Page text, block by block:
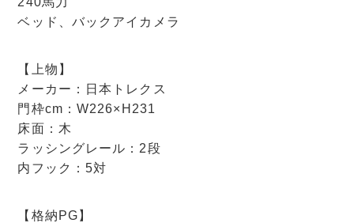
ベッド、バックアイカメラ
【上物】
メーカー：日本トレクス
門枠cm：W226×H231
床面：木
ラッシングレール：2段
内フック：5対
【格納PG】